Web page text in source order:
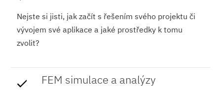
Nejste si jisti, jak začít s řešením svého projektu či
vývojem své aplikace a jaké prostředky k tomu
zvolit?
FEM simulace a analýzy